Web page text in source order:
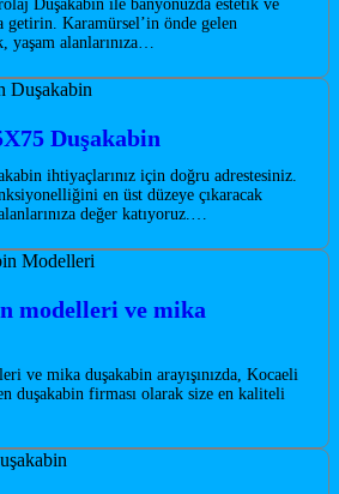
Duşakabin ile banyonuzda estetik ve
Karamürsel’in önde gelen
yaşam alanlarınıza…
Duşakabin
ihtiyaçlarınız için doğru adrestesiniz.
en üst düzeye çıkaracak
değer katıyoruz.…
modelleri ve mika
ve mika duşakabin arayışınızda, Kocaeli
duşakabin firması olarak size en kaliteli